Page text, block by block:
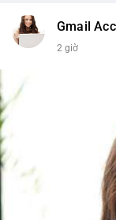
Gmail
2 giờ